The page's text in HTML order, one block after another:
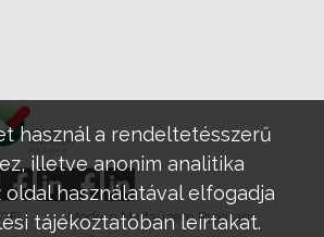
GFÜ Modern Mintaüzem Program
használ a rendeltetésszerű
illetve anonim analitika
oldal használatával elfogadja
tájékoztatóban leírtakat.